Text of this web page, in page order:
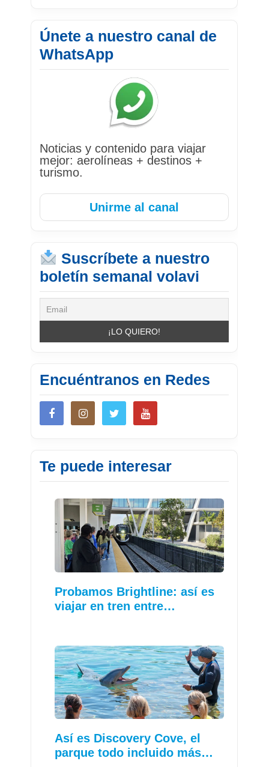
Únete a nuestro canal de
WhatsApp
Noticias y contenido para viajar
mejor: aerolíneas + destinos +
turismo.
Unirme al canal
Suscríbete a nuestro
boletín semanal volavi
Encuéntranos en Redes
Te puede interesar
Probamos Brightline: así es
viajar en tren entre…
Así es Discovery Cove, el
parque todo incluido más…